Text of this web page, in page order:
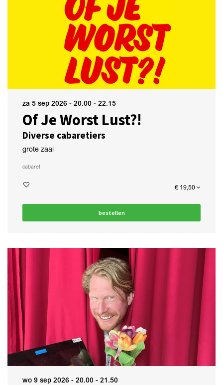
Of Je Worst Lust?!
Diverse cabaretiers
za 5 sep 2026 - 20.00 - 22.15
grote zaal
cabaret
€ 19,50
bestellen
wo 9 sep 2026 - 20.00 - 21.50